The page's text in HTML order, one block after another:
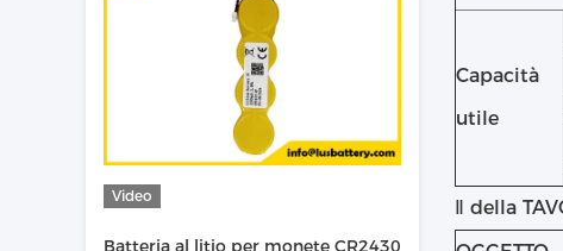
Video
Batteria al litio per monete CR2430
Capacità
utile
Ⅱ della